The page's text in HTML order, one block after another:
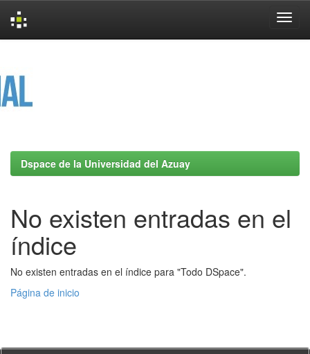
Dspace de la Universidad del Azuay
No existen entradas en el
índice
No existen entradas en el índice para "Todo DSpace".
Página de inicio